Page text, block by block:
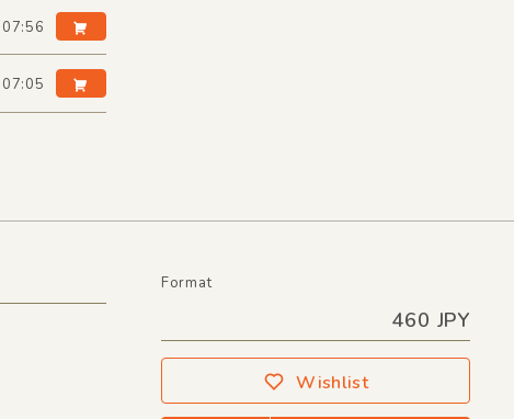
07:56
07:05
Format
460 JPY
Wishlist